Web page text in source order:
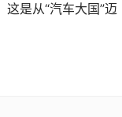
是从“汽车大国”迈